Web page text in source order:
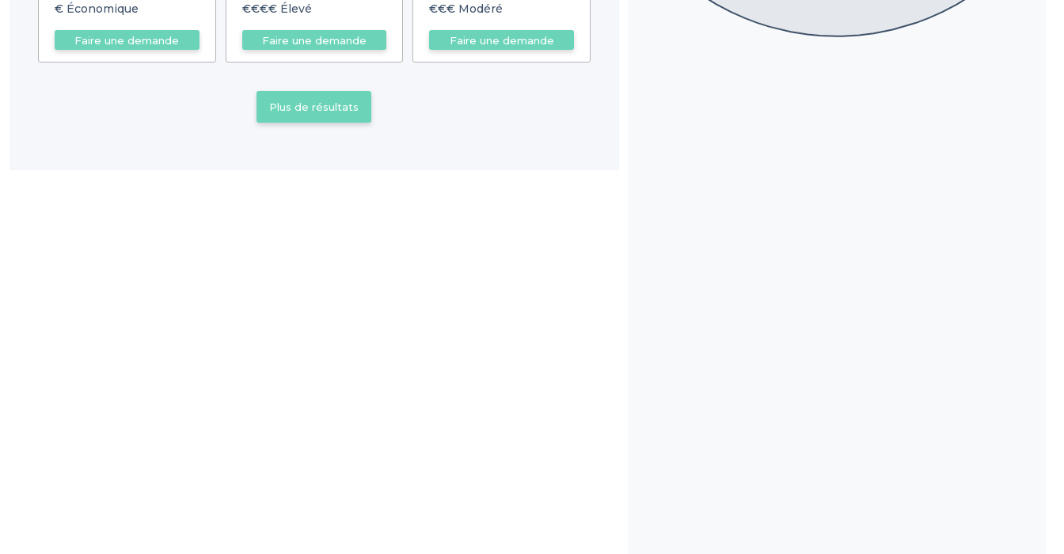
€ Économique
Faire une demande
€€€€Élevé
Faire une demande
€€€ Modéré
Faire une demande
Plus de résultats